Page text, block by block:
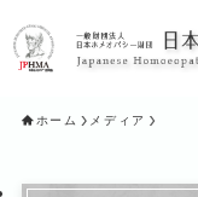
ホーム メディア